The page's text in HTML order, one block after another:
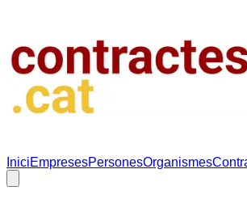
IniciEmpresesPersonesOrganismes